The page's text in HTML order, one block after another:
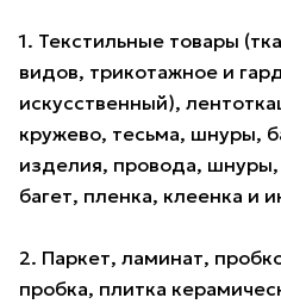
1. Текстильные товары
видов, трикотажное и
искусственный),
кружево, тесьма, шнуры,
изделия, провода,
багет, пленка, клеенка и
2. Паркет, ламинат,
пробка, плитка